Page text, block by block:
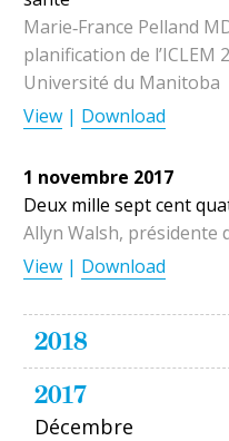
Marie‐France Pelland
planification de l’ICLEM
Université du Manitoba
View | Download
1 novembre 2017
Deux mille sept cent
Allyn Walsh, présidente
View | Download
2018
2017
Décembre